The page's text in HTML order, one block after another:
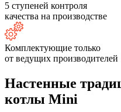
5 ступеней контроля
качества на производстве
Комплектующие только
от ведущих производителей
Настенные
котлы Mini